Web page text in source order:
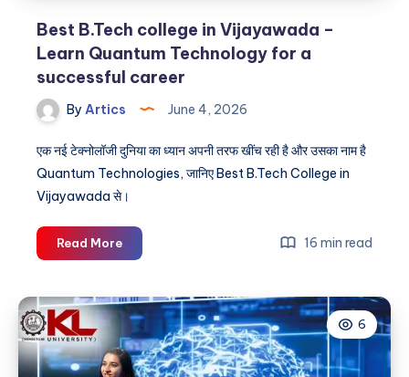
Best B.Tech college in Vijayawada –
Learn Quantum Technology for a
successful career
By Artics June 4, 2026
एक नई टेक्नोलॉजी दुनिया का ध्यान अपनी तरफ खींच रही है और उसका नाम है
Quantum Technologies, जानिए Best B.Tech College in
Vijayawada से।
Read MoreBest
B.Tech
in
Vijayawada
–
Learn
16 min read
6